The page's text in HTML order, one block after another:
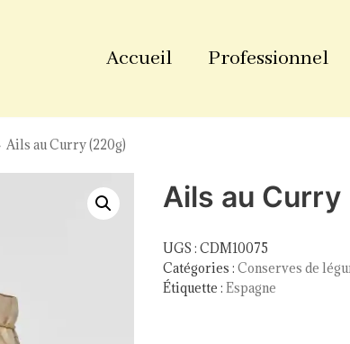
Accueil Professionnel
Ails au Curry (220g)
Ails au
UGS : CDM10075
Catégories : Conserves de
Étiquette : Espagne